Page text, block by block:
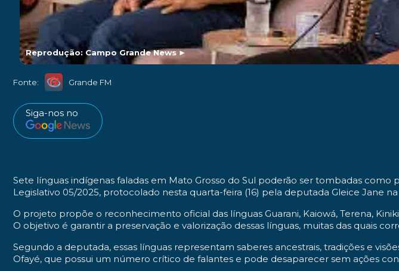
Reprodução: Campo Grande News►
Fonte: Grande FM
Siga-nos no
Sete línguas indígenas faladas em Mato Grosso do Sul poderão ser tombadas
Legislativo 05/2025, protocolado nesta quarta-feira (16) pela deputada Gleice Jane
O projeto propõe o reconhecimento oficial das línguas Guarani, Kaiowá, Terena,
O objetivo é garantir a preservação e valorização dessas línguas, muitas das quais
Segundo a deputada, essas línguas representam saberes ancestrais, tradições e
Ofayé, que possui um número crítico de falantes e pode desaparecer sem ações